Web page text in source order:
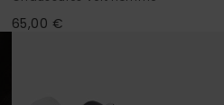
65,00 €